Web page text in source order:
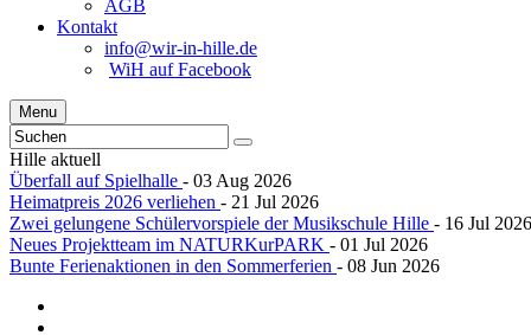
AGB
Kontakt
info@wir-in-hille.de
WiH auf Facebook
Menu
Hille aktuell
Überfall auf Spielhalle - 03 Aug 2026
Heimatpreis 2026 verliehen - 21 Jul 2026
Zwei gelungene Schülervorspiele der Musikschule Hille - 16 Jul 2026
Neues Projektteam im NATURKurPARK - 01 Jul 2026
Bunte Ferienaktionen in den Sommerferien - 08 Jun 2026